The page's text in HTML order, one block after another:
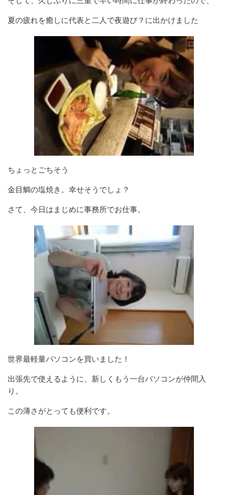
夏の疲れを癒しに代表と二人で夜遊び？に出かけました
ちょっとごちそう
金目鯛の塩焼き。幸せそうでしょ？
さて、今日はまじめに事務所でお仕事。
世界最軽量パソコンを買いました！
出張先で使えるように、新しくもう一台パソコンが仲間入
り。
この薄さがとっても便利です。